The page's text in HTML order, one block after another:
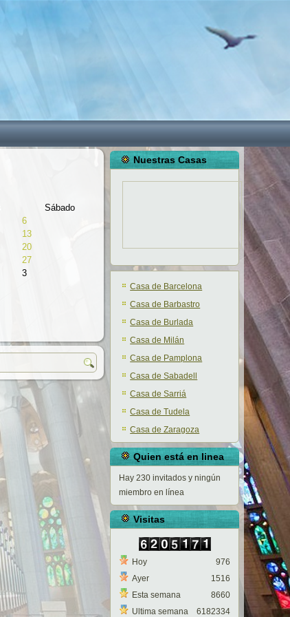
Sábado
6
13
20
27
3
Nuestras Casas
Casa de Barcelona
Casa de Barbastro
Casa de Burlada
Casa de Milán
Casa de Pamplona
Casa de Sabadell
Casa de Sarriá
Casa de Tudela
Casa de Zaragoza
Quien está en linea
Hay 230 invitados y ningún
miembro en línea
Visitas
Hoy
Ayer
Esta semana
Ultima semana
976
1516
8660
6182334